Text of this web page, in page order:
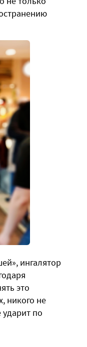
ингалятор
это
никого не
по